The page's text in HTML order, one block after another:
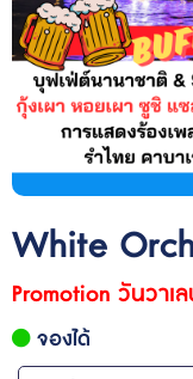
White
Promotion วันวาเ
จองได้